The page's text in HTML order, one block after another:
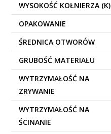
WYSOKOŚĆ KOŁNIERZA (K)
OPAKOWANIE
ŚREDNICA OTWORÓW
GRUBOŚĆ MATERIAŁU
WYTRZYMAŁOŚĆ NA
ZRYWANIE
WYTRZYMAŁOŚĆ NA
ŚCINANIE